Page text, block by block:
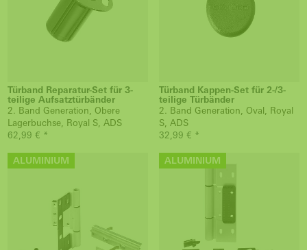
Türband Reparatur-Set für 3-
teilige Aufsatztürbänder
2. Band Generation, Obere
Lagerbuchse, Royal S, ADS
62,99 € *
Türband Kappen-Set für 2-/3-
teilige Türbänder
2. Band Generation, Oval, Royal
S, ADS
32,99 € *
ALUMINIUM ALUMINIUM